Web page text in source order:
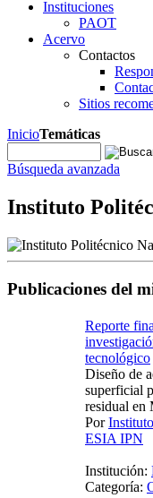
Instituciones
PAOT
Acervo
Contactos
Sitios
InicioTemáticas
Búsqueda avanzada
Instituto
Publicaciones del
Reporte
tecnológico
Diseño de
superficial
residual en
Por
ESIA IPN
Institución:
Categoría: